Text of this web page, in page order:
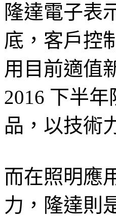
隆達電子表
底，客戶控
用目前適值
2016 下半
品，以技術
而在照明應
力，隆達則